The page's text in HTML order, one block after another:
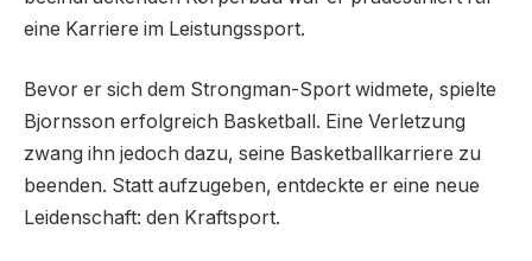
eine Karriere im Leistungssport.
Bevor er sich dem Strongman-Sport widmete, spielte
Bjornsson erfolgreich Basketball. Eine Verletzung
zwang ihn jedoch dazu, seine Basketballkarriere zu
beenden. Statt aufzugeben, entdeckte er eine neue
Leidenschaft: den Kraftsport.